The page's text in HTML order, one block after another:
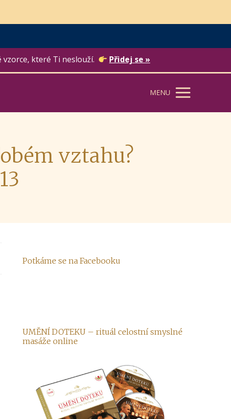
vzorce, které Ti neslouží. Přidej se »
MENU
vztahu?
Potkáme se na Facebooku
UMĚNÍ DOTEKU – rituál celostní smyslné
masáže online